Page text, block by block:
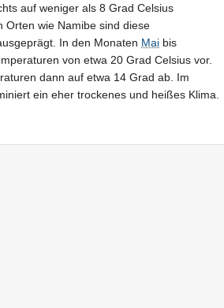
auf weniger als 8 Grad Celsius
Orten wie Namibe sind diese
In den Monaten Mai bis
von etwa 20 Grad Celsius vor.
dann auf etwa 14 Grad ab. Im
ein eher trockenes und heißes Klima.